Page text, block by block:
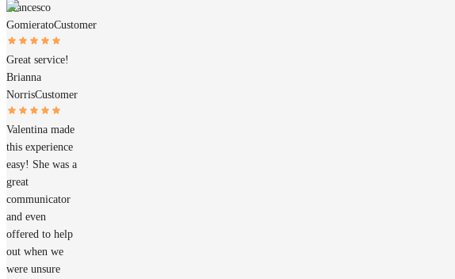
Francesco
GomieratoCustomer
Great service!
Brianna
NorrisCustomer
Valentina made
this experience
easy! She was a
great
communicator
and even
offered to help
out when we
were unsure